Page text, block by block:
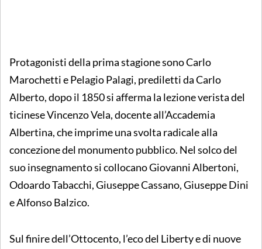
Protagonisti della prima stagione sono Carlo
Marochetti e Pelagio Palagi, prediletti da Carlo
Alberto, dopo il 1850 si afferma la lezione verista del
ticinese Vincenzo Vela, docente all’Accademia
Albertina, che imprime una svolta radicale alla
concezione del monumento pubblico. Nel solco del
suo insegnamento si collocano Giovanni Albertoni,
Odoardo Tabacchi, Giuseppe Cassano, Giuseppe Dini
e Alfonso Balzico.
Sul finire dell’Ottocento, l’eco del Liberty e di nuove